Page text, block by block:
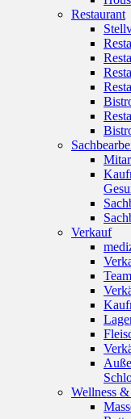
Restaurant
Verkauf
Wellness